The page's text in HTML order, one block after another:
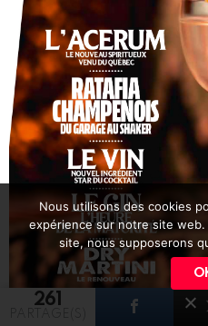
261
Nous utilisons des cookies
expérience sur notre site
site, nous supposerons